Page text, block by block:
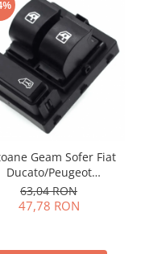
Geam Sofer Fiat
Ducato/Peugeot
Citroen Jumper
63,04 RON
47,78 RON